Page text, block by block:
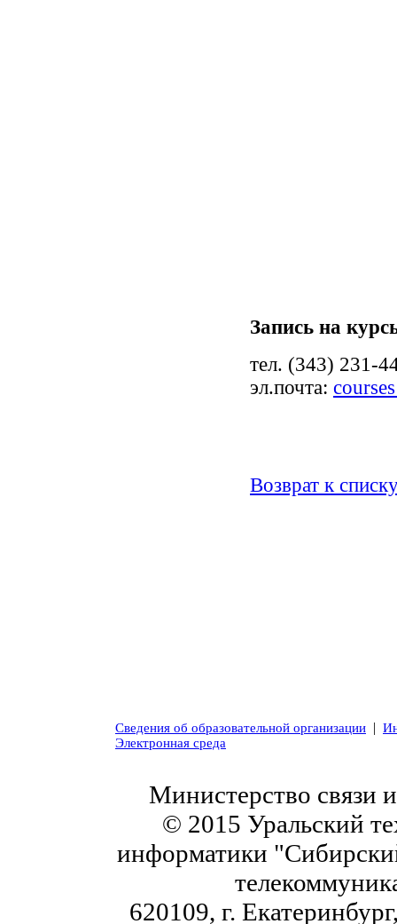
Запись на
тел. (343) 231-
эл.почта:
Возврат к
Сведения об образовательной организации |
Электронная среда
Министерство связи
© 2015 Уральский
информатики
620109, г.